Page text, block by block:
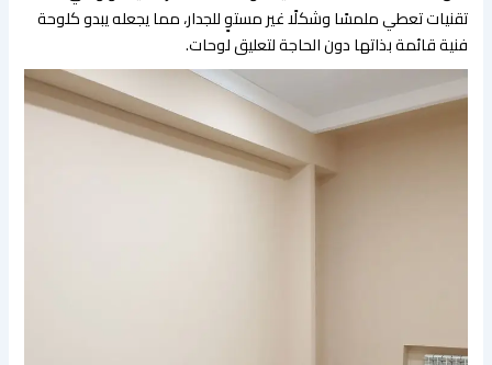
تقنيات تعطي ملمسًا وشكلًا غير مستوٍ للجدار، مما يجعله يبدو كلوحة
فنية قائمة بذاتها دون الحاجة لتعليق لوحات.